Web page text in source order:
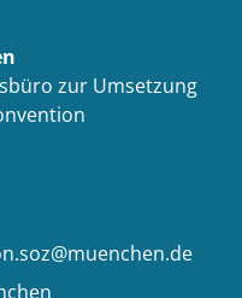
zur Umsetzung